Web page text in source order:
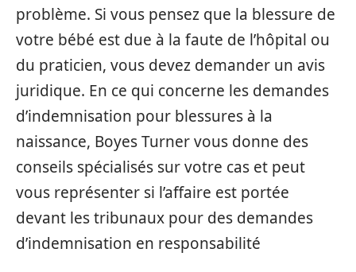
problème. Si vous pensez que la blessure de
votre bébé est due à la faute de l’hôpital ou
du praticien, vous devez demander un avis
juridique. En ce qui concerne les demandes
d’indemnisation pour blessures à la
naissance, Boyes Turner vous donne des
conseils spécialisés sur votre cas et peut
vous représenter si l’affaire est portée
devant les tribunaux pour des demandes
d’indemnisation en responsabilité